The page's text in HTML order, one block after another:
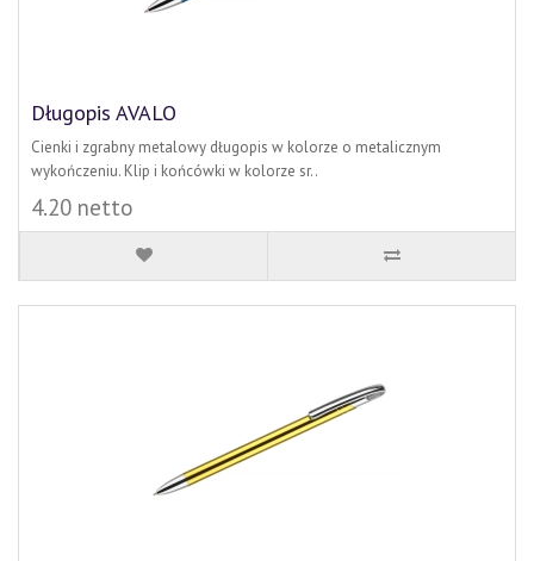
Długopis AVALO
Cienki i zgrabny metalowy długopis w kolorze o metalicznym
wykończeniu. Klip i końcówki w kolorze sr..
4.20 netto